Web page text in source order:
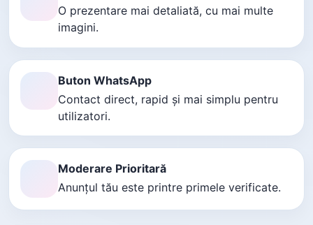
O prezentare mai detaliată, cu mai multe
imagini.
Buton WhatsApp
Contact direct, rapid și mai simplu pentru
utilizatori.
Moderare Prioritară
Anunțul tău este printre primele verificate.